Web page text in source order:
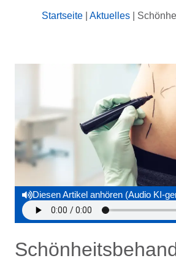
Startseite Aktuelles
Diesen Artikel anhören (Audio KI-